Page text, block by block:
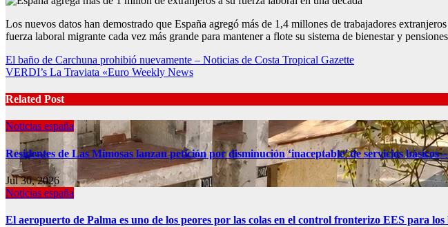
Los nuevos datos han demostrado que España agregó más de 1,4 millones de trabajadores
fuerza laboral migrante cada vez más grande para mantener a flote su sistema de bienestar y
Post
navigation
El baño de Carchuna prohibió nuevamente – Noticias de Costa Tropical Gazette
VERDI’s La Traviata «Euro Weekly News
Related Post
Noticias españa
Residentes de Las Mimosas lanzan petición por disminución ‘inaceptable’ de servicios básicos
Jul 30, 2026
Noticias españa
El aeropuerto de Palma es uno de los peores por las colas en el control fronterizo EES para